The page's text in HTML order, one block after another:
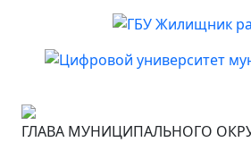
ГЛАВА МУНИЦИПАЛЬНОГО